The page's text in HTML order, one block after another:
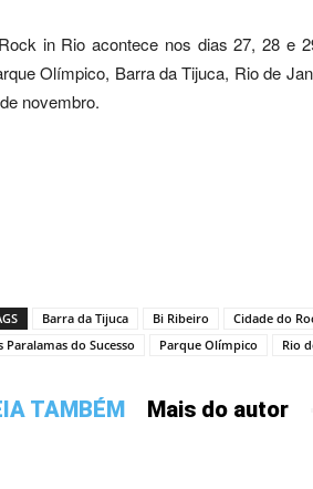
in Rio acontece nos dias 27, 28 e
Olímpico, Barra da Tijuca, Rio de
novembro.
Barra da Tijuca Bi Ribeiro Cidade do
Paralamas do Sucesso
Parque Olímpico Rio
TAMBÉM Mais do autor